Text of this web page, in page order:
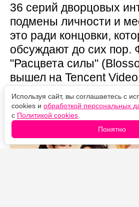
36 серий дворцовых
подмены личности и
это ради концовки,
обсуждают до сих пор.
"Расцвета силы"
вышел на Tencent
года, и он
и не до конца
Используя сайт, вы соглашаетесь с
cookies и обработкой персональных
с Политикой cookies
Понятно